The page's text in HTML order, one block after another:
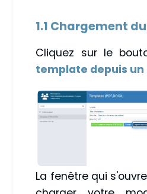
1.1 Chargement
Cliquez sur le
template depuis
La fenêtre qui